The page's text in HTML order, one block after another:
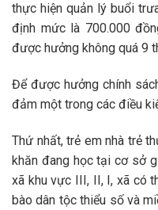
thực hiện quản lý buổi
định mức là 700.000
được hưởng không quá 9
Để được hưởng chính
đảm một trong các điều
Thứ nhất, trẻ em nhà trẻ
khăn đang học tại cơ sở
xã khu vực III, II, I, xã có
bào dân tộc thiểu số và